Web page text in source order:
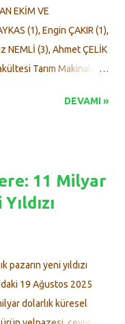
"Bu etkinlik,
ve ortak
EKİM VE
(1), Engin ÇAKIR (1),
NEMLİ (3), Ahmet ÇELİK
Tarım Makinaları
İZMİR (3) Prof. Dr. Ege
çevrenin
gelişmektedir. Bu
çevreler,
ve bu konudaki
Azaltılmış toprak
enerji tasarrufu
DEVAMI »
11 Milyar
pazarın yeni yıldızı
19 Ağustos 2025
dolarlık küresel